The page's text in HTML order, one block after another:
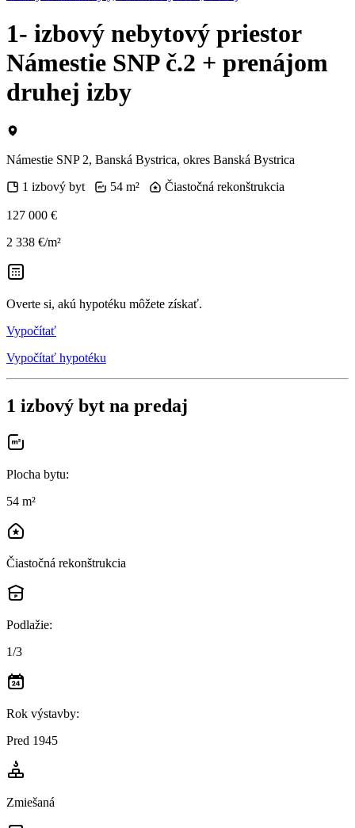
1- izbový nebytový priestor
Námestie SNP č.2 + prenájom
druhej izby
Námestie SNP 2, Banská Bystrica, okres Banská Bystrica
1 izbový byt
54 m² Čiastočná rekonštrukcia
127 000 €
2 338 €/m²
Overte si, akú hypotéku môžete získať.
Vypočítať
Vypočítať hypotéku
1 izbový byt na predaj
Plocha bytu:
54 m²
Čiastočná rekonštrukcia
Podlažie:
1/3
Rok výstavby:
Pred 1945
Zmiešaná